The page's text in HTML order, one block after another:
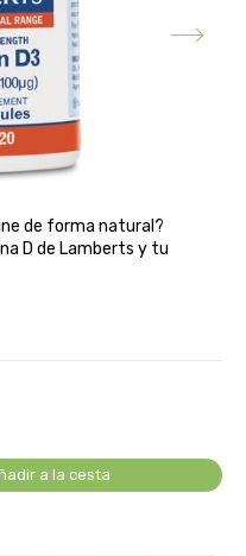
de forma natural?
D de Lamberts y tu
a la cesta